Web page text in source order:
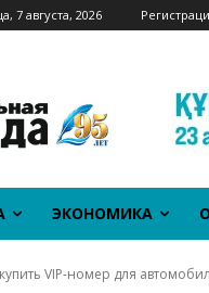
7 августа, 2026
ЭКОНОМИКА
VIP-номер для